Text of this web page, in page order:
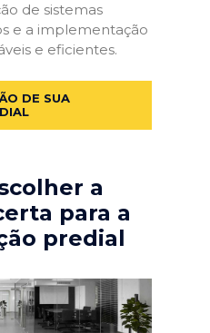
de sistemas
e a implementação
e eficientes.
DE SUA
a
para a
predial